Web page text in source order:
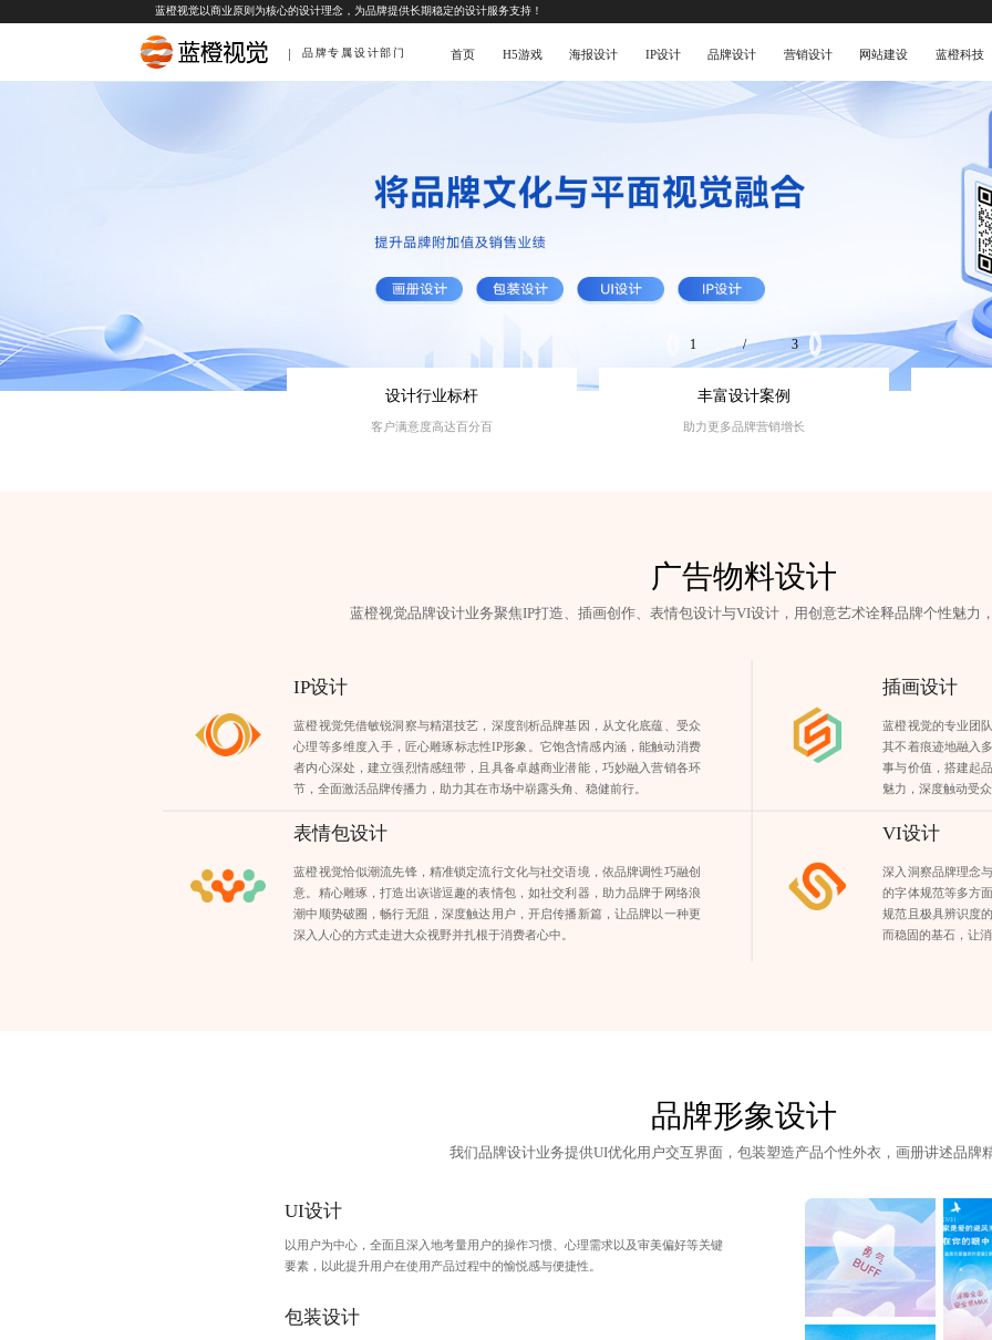
蓝橙视觉以商业原则为核心的设计理念，为品牌提供长期稳定的设计服务支持！
品牌专属设计部门 首页 H5游戏 海报设计 IP设计 品牌设计 营销设计 网站建设 蓝橙科技
1 / 3
设计行业标杆
客户满意度高达百分百
丰富设计案例
助力更多品牌营销增长
广告物料设计
蓝橙视觉品牌设计业务聚焦IP打造、插画创作、表情包设计与VI设计，用创意艺术诠释品牌个性魅力
IP设计
蓝橙视觉凭借敏锐洞察与精湛技艺，深度剖析品牌基因，从文化底蕴、受众
心理等多维度入手，匠心雕琢标志性IP形象。它饱含情感内涵，能触动消费
者内心深处，建立强烈情感纽带，且具备卓越商业潜能，巧妙融入营销各环
节，全面激活品牌传播力，助力其在市场中崭露头角、稳健前行。
插画设计
蓝橙视觉的专业团
其不着痕迹地融入
事与价值，搭建起
魅力，深度触动受
表情包设计
蓝橙视觉恰似潮流先锋，精准锁定流行文化与社交语境，依品牌调性巧融创
意。精心雕琢，打造出诙谐逗趣的表情包，如社交利器，助力品牌于网络浪
潮中顺势破圈，畅行无阻，深度触达用户，开启传播新篇，让品牌以一种更
深入人心的方式走进大众视野并扎根于消费者心中。
VI设计
深入洞察品牌理念
的字体规范等多方
规范且极具辨识度
而稳固的基石，让
品牌形象设计
我们品牌设计业务提供UI优化用户交互界面，包装塑造产品个性外衣，画册讲述品牌
UI设计
以用户为中心，全面且深入地考量用户的操作习惯、心理需求以及审美偏好等关键
要素，以此提升用户在使用产品过程中的愉悦感与便捷性。
包装设计